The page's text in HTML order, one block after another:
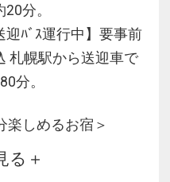
20分。
迎ﾊﾞｽ運行中】要事前
札幌駅から送迎車で
分。
楽しめるお宿＞
と満点の夜空を楽
る